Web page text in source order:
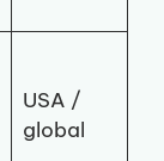
USA /
global